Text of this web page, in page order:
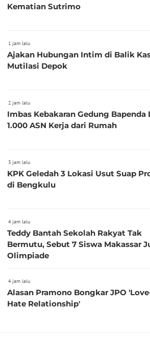
Kematian Sutrimo
1 jam lalu
Ajakan Hubungan Intim di Balik
Mutilasi Depok
2 jam lalu
Imbas Kebakaran Gedung Bapenda
1.000 ASN Kerja dari Rumah
3 jam lalu
KPK Geledah 3 Lokasi Usut Suap
di Bengkulu
4 jam lalu
Teddy Bantah Sekolah Rakyat Tak
Bermutu, Sebut 7 Siswa Makassar
Olimpiade
4 jam lalu
Alasan Pramono Bongkar JPO
Hate Relationship'